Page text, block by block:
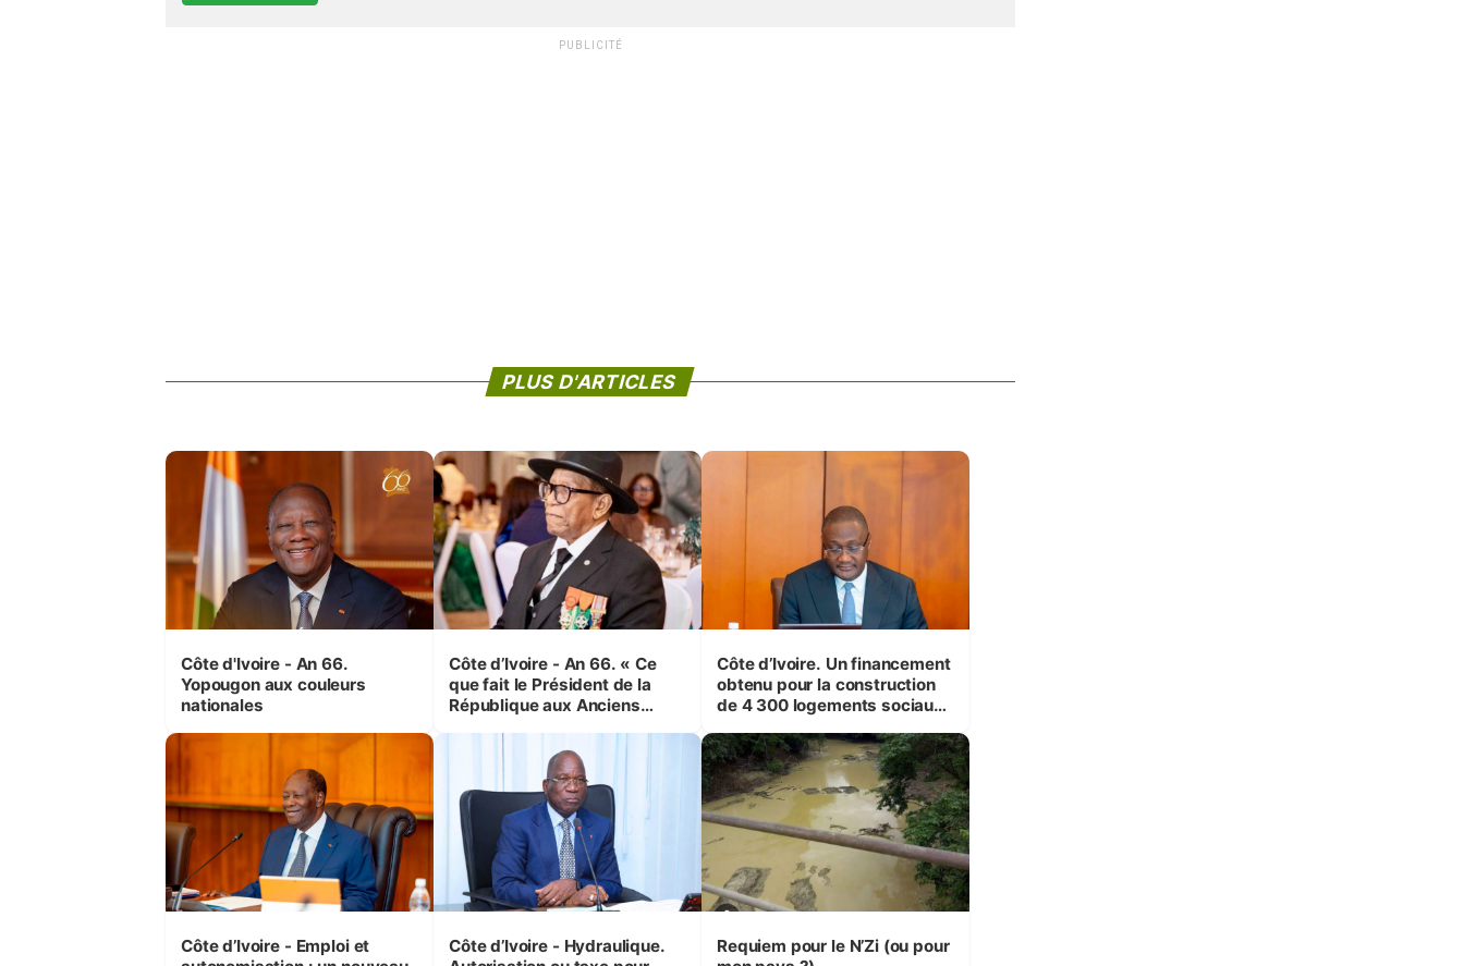
PUBLICITÉ
PLUS D'ARTICLES
Côte d'Ivoire - An 66.
Yopougon aux couleurs
nationales
Côte d’Ivoire - An 66. « Ce
que fait le Président de la
République aux Anciens
(Cne Yassoungo Koné ®)
Côte d’Ivoire. Un financement
obtenu pour la construction
de 4 300 logements sociaux
Bouaké et Yamoussoukro
Côte d’Ivoire - Emploi et
Côte d’Ivoire - Hydraulique.
Requiem pour le N’Zi (ou pour